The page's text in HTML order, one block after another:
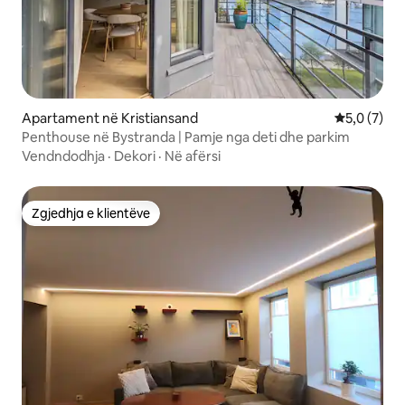
Apartament në Kristiansand Vlerësimi
5,0 (7)
Penthouse në Bystranda | Pamje nga deti dhe parkim
Vendndodhja · Dekori · Në afërsi
Zgjedhja e klientëve
Zgjedhja e klientëve